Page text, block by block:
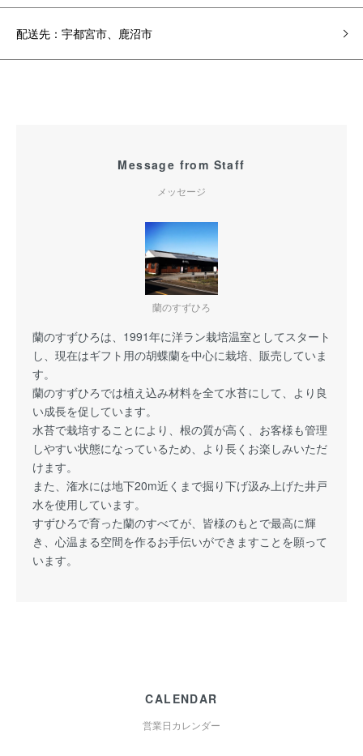
配送先：宇都宮市、鹿沼市
Message from Staff
メッセージ
蘭のすずひろ
蘭のすずひろは、1991年に洋ラン栽培温室としてスタート
し、現在はギフト用の胡蝶蘭を中心に栽培、販売していま
す。
蘭のすずひろでは植え込み材料を全て水苔にして、より良
い成長を促しています。
水苔で栽培することにより、根の質が高く、お客様も管理
しやすい状態になっているため、より長くお楽しみいただ
けます。
また、潅水には地下20m近くまで掘り下げ汲み上げた井戸
水を使用しています。
すずひろで育った蘭のすべてが、皆様のもとで最高に輝
き、心温まる空間を作るお手伝いができますことを願って
います。
CALENDAR
営業日カレンダー